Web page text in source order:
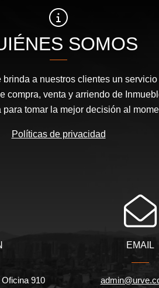
SOMOS
a nuestros clientes un
compra, venta y arriendo de
para tomar la mejor decisión al
Políticas de privacidad
910
EMAIL